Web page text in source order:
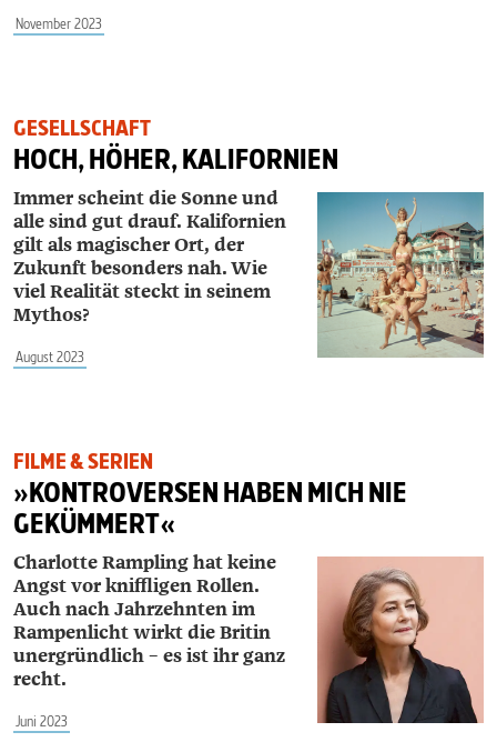
November 2023
GESELLSCHAFT
HOCH, HÖHER, KALIFORNIEN
Immer scheint die Sonne und
alle sind gut drauf. Kalifornien
gilt als magischer Ort, der
Zukunft besonders nah. Wie
viel Realität steckt in seinem
Mythos?
August 2023
FILME & SERIEN
»KONTROVERSEN HABEN MICH NIE
GEKÜMMERT«
Charlotte Rampling hat keine
Angst vor kniffligen Rollen.
Auch nach Jahrzehnten im
Rampenlicht wirkt die Britin
unergründlich – es ist ihr ganz
recht.
Juni 2023